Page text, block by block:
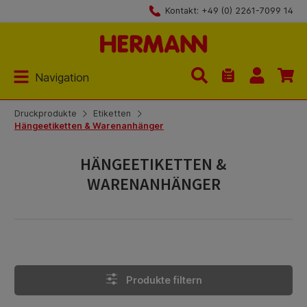
Kontakt: +49 (0) 2261-7099 14
Navigation
Du hast 0
Druckprodukte
Etiketten
Hängeetiketten & Warenanhänger
HÄNGEETIKETTEN &
WARENANHÄNGER
Produkte filtern